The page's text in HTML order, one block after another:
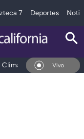
7 Deportes
Clima Deportes
En Vivo